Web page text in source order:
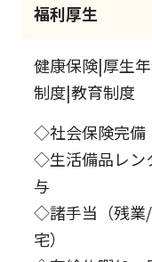
福利厚生
健康保険|厚生
制度|教育制度
◇社会保
◇生活備品レ
与
◇諸手当（残業
宅）